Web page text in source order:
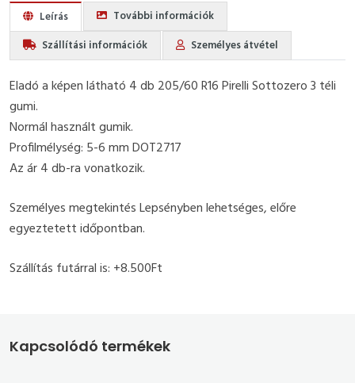
Leírás
További információk
Szállítási információk
Személyes átvétel
Eladó a képen látható 4 db 205/60 R16 Pirelli Sottozero 3 téli
gumi.
Normál használt gumik.
Profilmélység: 5-6 mm DOT2717
Az ár 4 db-ra vonatkozik.
Személyes megtekintés Lepsényben lehetséges, előre
egyeztetett időpontban.
Szállítás futárral is: +8.500Ft
Kapcsolódó termékek